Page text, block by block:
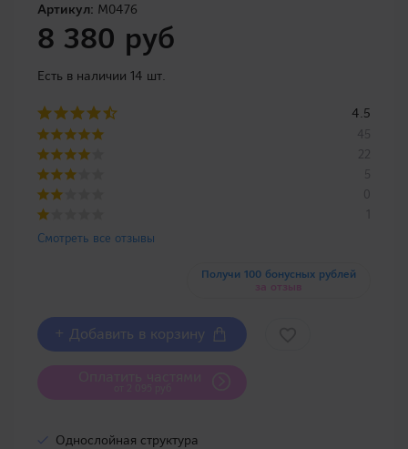
Артикул: M0476
8 380 руб
Есть в наличии 14 шт.
4.5
45
22
5
0
Смотреть все отзывы
Получи 100 бонусных рублей
за отзыв
+ Добавить в корзину
Однослойная структура